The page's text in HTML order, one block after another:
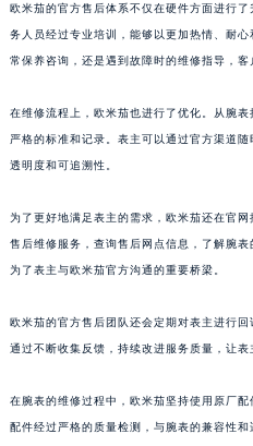
欧米茄的官方售后体系不仅在硬件方面进行
务人员经过专业培训，能够以更加热情、耐
常保养咨询，还是遇到故障时的维修指导，
在维修流程上，欧米茄也进行了优化。从腕
严格的标准和记录。表主可以通过官方渠道
透明度和可追溯性。
为了更好地满足表主的需求，欧米茄还在官
售后维修服务，查询售后网点信息，了解腕
为了表主与欧米茄官方沟通的重要桥梁。
欧米茄的官方售后团队还会定期对表主进行
通过不断收集反馈，持续改进服务质量，让表
在腕表的维修过程中，欧米茄坚持使用原厂
配件经过严格的质量检测，与腕表的兼容性